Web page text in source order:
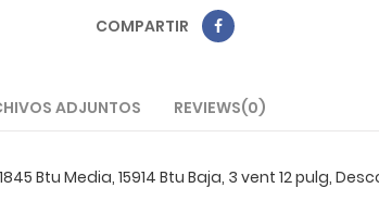
COMPARTIR
ADJUNTOS REVIEWS(0)
Btu Media, 15914 Btu Baja, 3 vent 12 pulg,